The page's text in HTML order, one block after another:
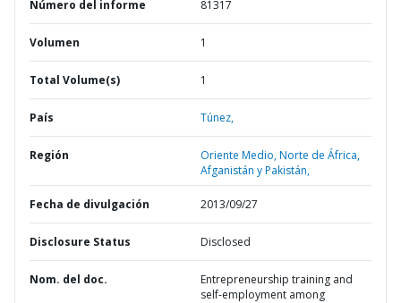
Número del informe 81317
Volumen 1
Total Volume(s) 1
País Túnez,
Región
Oriente Medio, Norte de África,
Afganistán y Pakistán,
Fecha de divulgación 2013/09/27
Disclosure Status Disclosed
Nom. del doc.
Entrepreneurship training and
self-employment among